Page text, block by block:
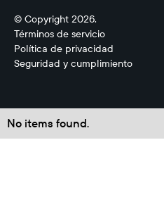
© Copyright 2026.
Términos de servicio
Política de privacidad
Seguridad y cumplimiento
No items found.